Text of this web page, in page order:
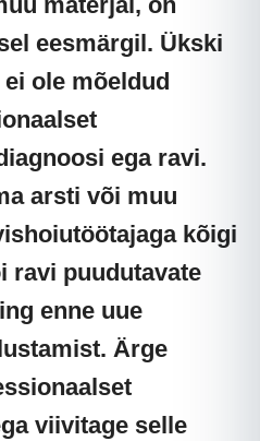
eesmärgil. Ükski
ole mõeldud
ega ravi.
arsti või muu
kõigi
ravi puudutavate
enne uue
Ärge
viivitage selle